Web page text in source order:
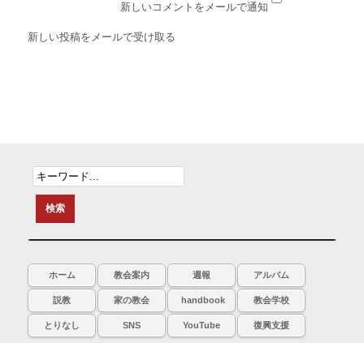
新しいコメントをメールで通知
新しい投稿をメールで受け取る
ホーム 教会案内 週報 アルバム
説教 家の教会 handbook 教会学校
とりなし SNS YouTube 復興支援